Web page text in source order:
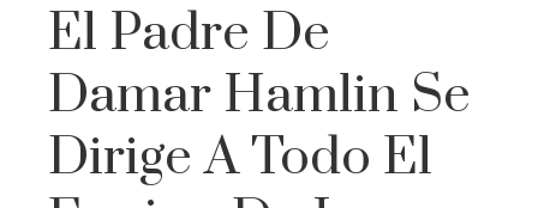
El Padre De
Damar Hamlin Se
Dirige A Todo El